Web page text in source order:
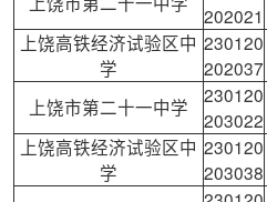
202021
上饶高铁经济试验区中
学
230120
202037
上饶市第二十一中学
230120
203022
上饶高铁经济试验区中
学
230120
203038